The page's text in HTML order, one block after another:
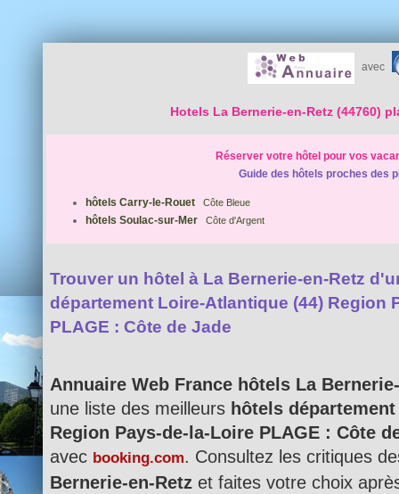
avec
Hotels La Bernerie-en-Retz (44760)
Réserver votre hôtel pour vos
Guide des hôtels proches des
hôtels Carry-le-Rouet Côte Bleue
hôtels Soulac-sur-Mer Côte d'Argent
Trouver un hôtel à La Bernerie-en-Retz
département Loire-Atlantique (44) Region
PLAGE : Côte de Jade
Annuaire Web France hôtels La
une liste des meilleurs hôtels
Region Pays-de-la-Loire PLAGE : Côte
avec booking.com. Consultez les critiques
Bernerie-en-Retz et faites votre choix